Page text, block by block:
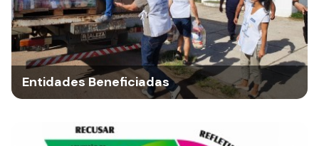
Entidades Beneficiadas